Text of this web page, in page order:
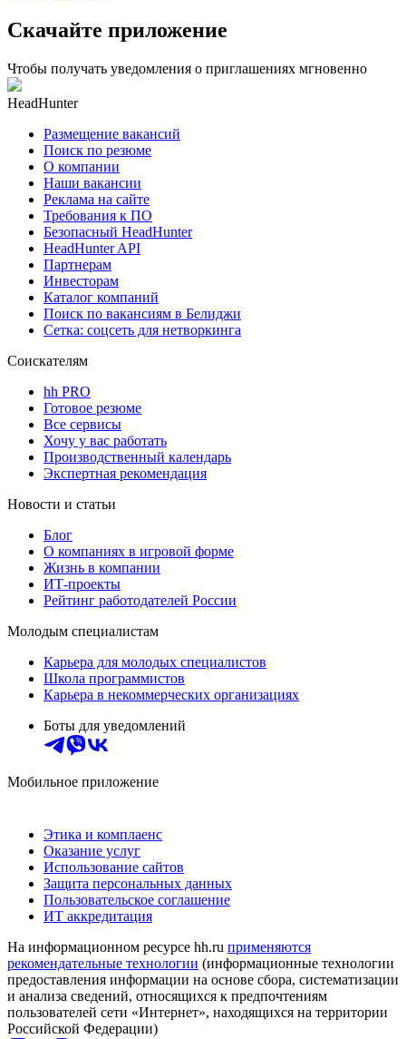
Скачайте приложение
Чтобы получать уведомления о приглашениях мгновенно
HeadHunter
Размещение вакансий
Поиск по резюме
О компании
Наши вакансии
Реклама на сайте
Требования к ПО
Безопасный HeadHunter
HeadHunter API
Партнерам
Инвесторам
Каталог компаний
Поиск по вакансиям в Белиджи
Сетка: соцсеть для нетворкинга
Соискателям
hh PRO
Готовое резюме
Все сервисы
Хочу у вас работать
Производственный календарь
Экспертная рекомендация
Новости и статьи
Блог
О компаниях в игровой форме
Жизнь в компании
ИТ-проекты
Рейтинг работодателей России
Молодым специалистам
Карьера для молодых специалистов
Школа программистов
Карьера в некоммерческих организациях
Боты для уведомлений
Мобильное приложение
Этика и комплаенс
Оказание услуг
Использование сайтов
Защита персональных данных
Пользовательское соглашение
ИТ аккредитация
На информационном ресурсе hh.ru применяются
рекомендательные технологии (информационные технологии
предоставления информации на основе сбора, систематизации
и анализа сведений, относящихся к предпочтениям
пользователей сети «Интернет», находящихся на территории
Российской Федерации)